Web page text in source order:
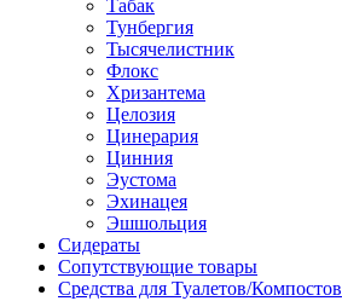
Табак
Тунбергия
Тысячелистник
Флокс
Хризантема
Целозия
Цинерария
Цинния
Эустома
Эхинацея
Эшшольция
Сидераты
Сопутствующие товары
Средства для Туалетов/Компостов